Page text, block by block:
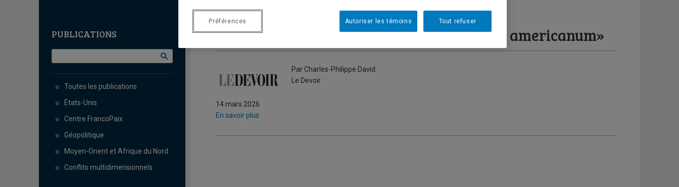
PUBLICATIONS
Toutes les publications
États-Unis
Centre FrancoPaix
Géopolitique
Moyen-Orient et Afrique du Nord
Conflits multidimensionnels
L’avenir, entre «lax americana» et «bellum americanum»
Par Charles-Philippe David
Le Devoir
14 mars 2026
En savoir plus
Tout refuser
Autoriser les témoins
Préférences